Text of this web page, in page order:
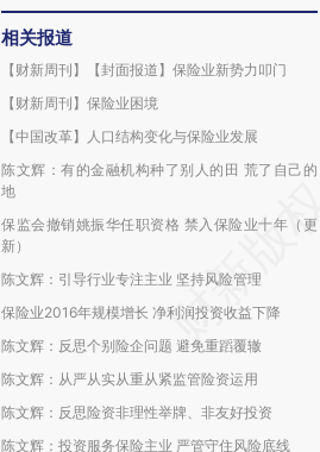
相关报道
【财新周刊】【封面报道】保险业新势力叩门
【财新周刊】保险业困境
【中国改革】人口结构变化与保险业发展
陈文辉：有的金融机构种了别人的田 荒了自己的
地
保监会撤销姚振华任职资格 禁入保险业十年（更
新）
陈文辉：引导行业专注主业 坚持风险管理
保险业2016年规模增长 净利润投资收益下降
陈文辉：反思个别险企问题 避免重蹈覆辙
陈文辉：从严从实从重从紧监管险资运用
陈文辉：反思险资非理性举牌、非友好投资
陈文辉：投资服务保险主业 严管守住风险底线